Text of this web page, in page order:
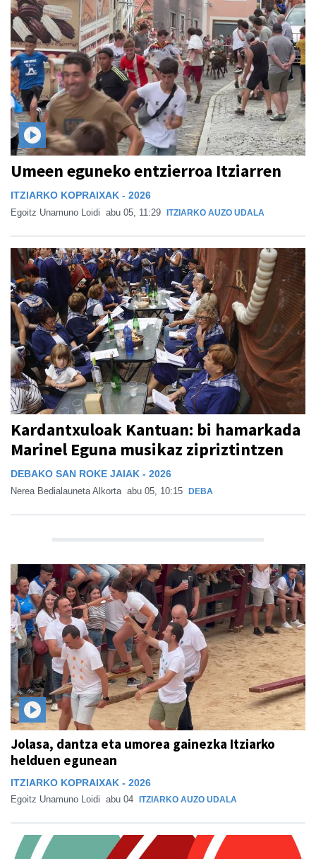
Umeen eguneko entzierroa Itziarren
ITZIARKO KOPRAIXAK - 2026
Egoitz Unamuno Loidi abu 05, 11:29 ITZIARKO AUZO UDALA
Kardantxuloak Kantuan: bi hamarkada
Marinel Eguna musikaz zipriztintzen
DEBAKO SAN ROKE JAIAK - 2026
Nerea Bedialauneta Alkorta abu 05, 10:15 DEBA
Jolasa, dantza eta umorea gainezka Itziarko
helduen egunean
ITZIARKO KOPRAIXAK - 2026
Egoitz Unamuno Loidi abu 04 ITZIARKO AUZO UDALA